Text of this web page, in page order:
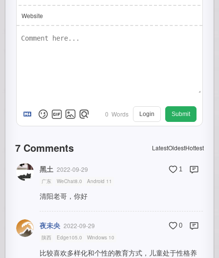
Website
0 Words Login Submit
7 Comments LatestOldestHottest
黑土 2022-09-29 1
广东 WeChat8.0 Android 11
清阳老哥，你好
夜未央 2022-09-29 0
陕西 Edge105.0 Windows 10
比较喜欢多样化和个性的教育方式，儿童处于性格养